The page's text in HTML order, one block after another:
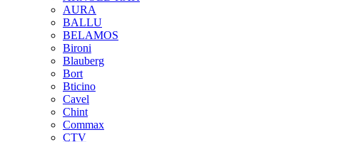
AURA
BALLU
BELAMOS
Bironi
Blauberg
Bort
Bticino
Cavel
Chint
Commax
CTV